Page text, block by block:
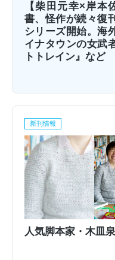
【柴田元幸×岸本
書、怪作が続々復
シリーズ開始。海
イナタウンの女武
トトレイン』など
新刊情報
人気脚本家・木皿